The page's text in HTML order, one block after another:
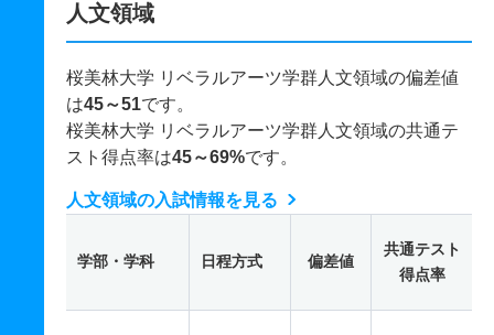
人文領域
桜美林大学 リベラルアーツ学群人文領域の偏差値
は45～51です。
桜美林大学 リベラルアーツ学群人文領域の共通テ
スト得点率は45～69%です。
人文領域の入試情報を見る
学部・学科 日程方式 偏差値
共通テスト
得点率